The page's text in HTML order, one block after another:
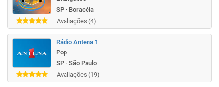
SP - Boracéia
Avaliações (4)
Rádio Antena 1
Pop
SP - São Paulo
Avaliações (19)